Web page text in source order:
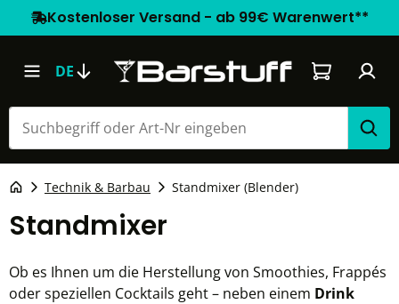
Kostenloser Versand - ab 99€ Warenwert**
DE Warenkorb
Technik & Barbau Standmixer (Blender)
Standmixer
Ob es Ihnen um die Herstellung von Smoothies, Frappés
oder speziellen Cocktails geht – neben einem Drink